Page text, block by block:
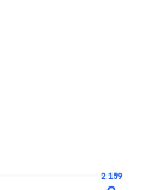
2 159